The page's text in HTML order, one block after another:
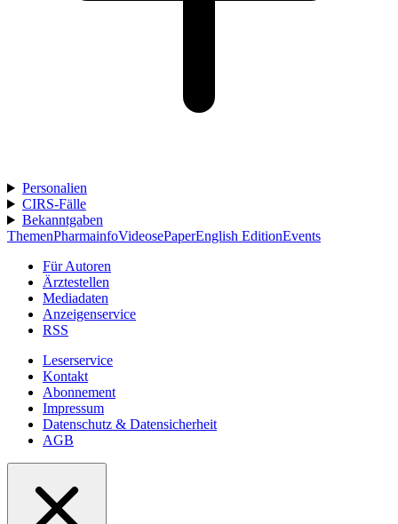
Personalien
CIRS-Fälle
Bekanntgaben
ThemenPharmainfoVideosePaperEnglish EditionEvents
Für Autoren
Ärztestellen
Mediadaten
Anzeigenservice
RSS
Leserservice
Kontakt
Abonnement
Impressum
Datenschutz & Datensicherheit
AGB